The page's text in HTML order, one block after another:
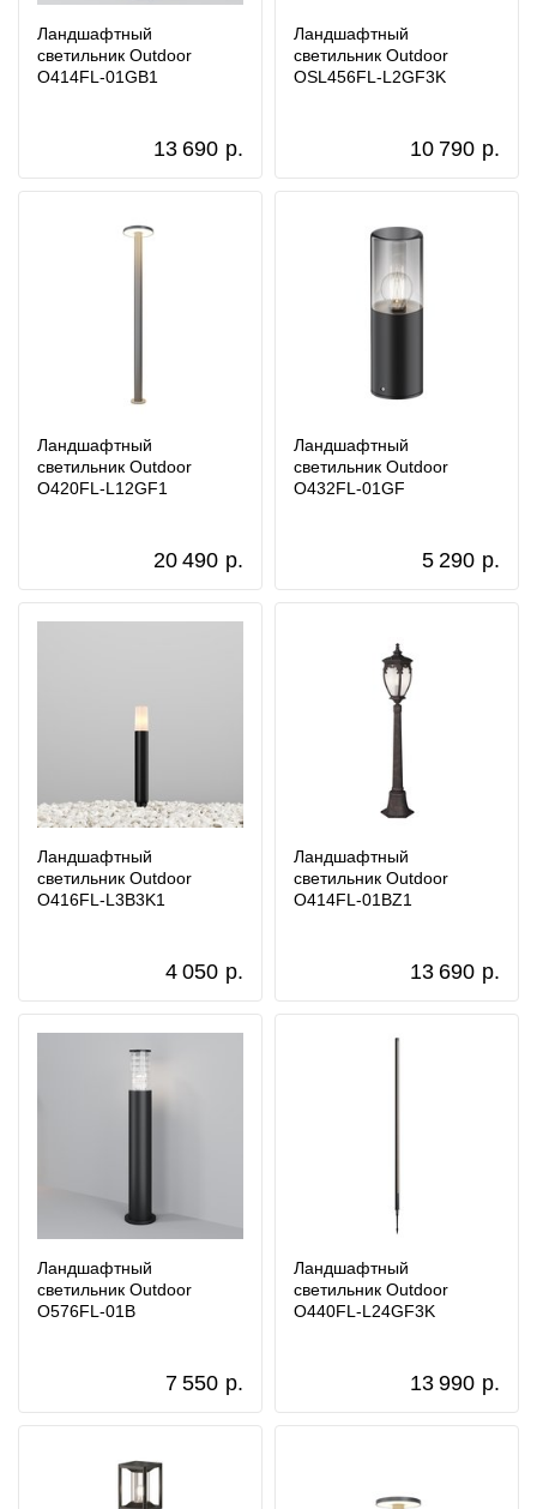
Ландшафтный
светильник Outdoor
O414FL-01GB1
13 690 р.
Ландшафтный
светильник Outdoor
OSL456FL-L2GF3K
10 790 р.
Ландшафтный
светильник Outdoor
O420FL-L12GF1
20 490 р.
Ландшафтный
светильник Outdoor
O432FL-01GF
5 290 р.
Ландшафтный
светильник Outdoor
O416FL-L3B3K1
4 050 р.
Ландшафтный
светильник Outdoor
O414FL-01BZ1
13 690 р.
Ландшафтный
светильник Outdoor
O576FL-01B
7 550 р.
Ландшафтный
светильник Outdoor
O440FL-L24GF3K
13 990 р.